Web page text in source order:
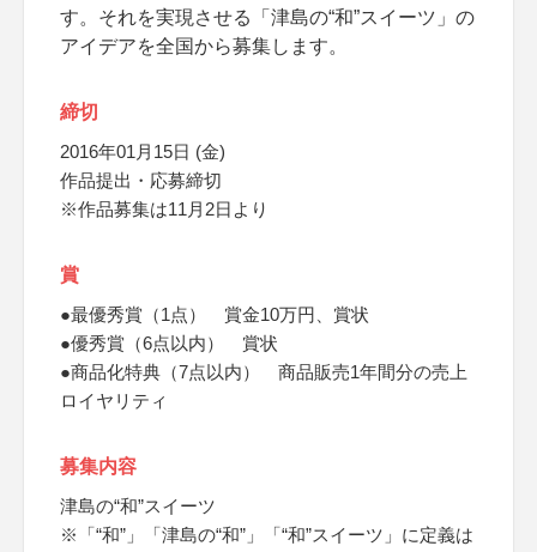
す。それを実現させる「津島の“和”スイーツ」の
アイデアを全国から募集します。
締切
2016年01月15日 (金)
作品提出・応募締切
※作品募集は11月2日より
賞
●最優秀賞（1点） 賞金10万円、賞状
●優秀賞（6点以内） 賞状
●商品化特典（7点以内） 商品販売1年間分の売上
ロイヤリティ
募集内容
津島の“和”スイーツ
※「“和”」「津島の“和”」「“和”スイーツ」に定義は